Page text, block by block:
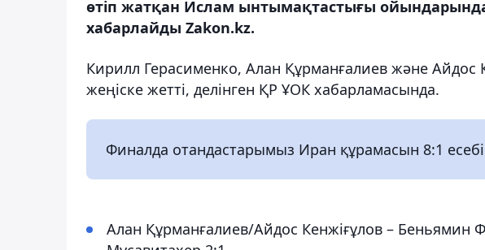
өтіп жатқан Ислам ынтымақтастығы
хабарлайды Zakon.kz.
Кирилл Герасименко, Алан Құрманғалиев және Айдос
жеңіске жетті, делінген ҚР ҰОК хабарламасында.
Финалда отандастарымыз Иран құрамасын 8:1
Алан Құрманғалиев/Айдос Кенжіғұлов –